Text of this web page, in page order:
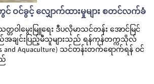
တွင် ဝင်ခွင့် လျှောက်ထားမှုများ စတင်လက်ခံ
တ္တဝါမွေးမြူရေး ဒီပလိုမာသင်တန်း အောင်မြင်
ချင်းပြည့်မီသူများသည် ရန်ကုန်တက္ကသိုလ်
and Aquaculture) သင်တန်းတက်ရောက်ရန် ဝင်